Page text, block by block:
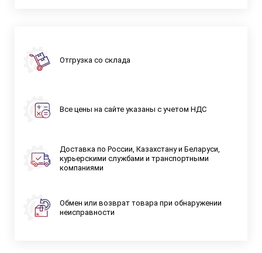
Отгрузка со склада
Все цены на сайте указаны с учетом НДС
Доставка по России, Казахстану и Беларуси,
курьерскими службами и транспортными
компаниями
Обмен или возврат товара при обнаружении
неисправности